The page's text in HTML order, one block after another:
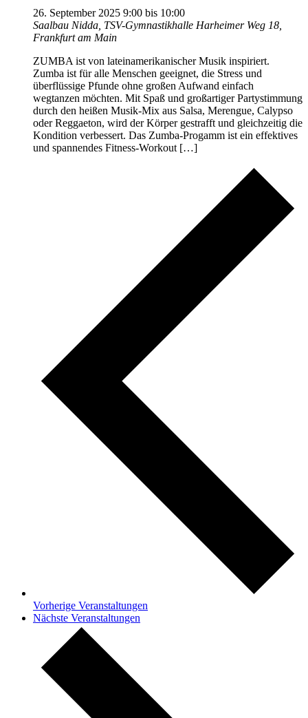
26. September 2025 9:00 bis 10:00
Saalbau Nidda, TSV-Gymnastikhalle Harheimer Weg 18,
Frankfurt am Main
ZUMBA ist von lateinamerikanischer Musik inspiriert.
Zumba ist für alle Menschen geeignet, die Stress und
überflüssige Pfunde ohne großen Aufwand einfach
wegtanzen möchten. Mit Spaß und großartiger Partystimmung
durch den heißen Musik-Mix aus Salsa, Merengue, Calypso
oder Reggaeton, wird der Körper gestrafft und gleichzeitig die
Kondition verbessert. Das Zumba-Progamm ist ein effektives
und spannendes Fitness-Workout […]
Vorherige Veranstaltungen
Nächste Veranstaltungen